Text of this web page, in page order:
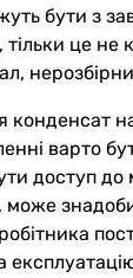
бути з
тільки це
варто
доступ до